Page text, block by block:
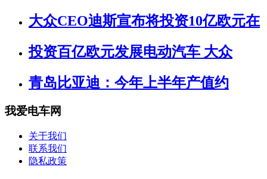
大众CEO迪斯宣布将投资10亿欧元在
投资百亿欧元发展电动汽车 大众
青岛比亚迪：今年上半年产值约
我爱电车网
关于我们
联系我们
隐私政策